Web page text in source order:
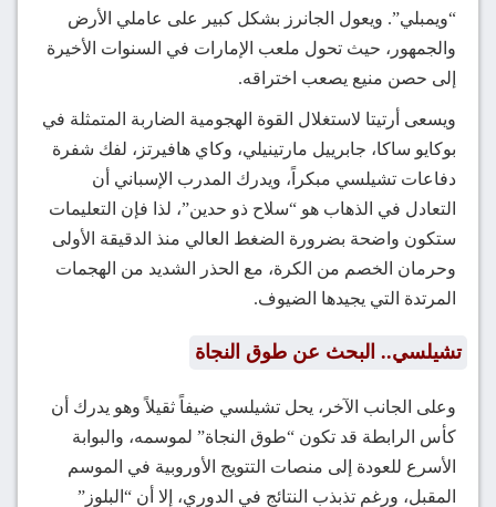
“ويمبلي”. ويعول الجانرز بشكل كبير على عاملي الأرض
والجمهور، حيث تحول ملعب الإمارات في السنوات الأخيرة
إلى حصن منيع يصعب اختراقه.
ويسعى أرتيتا لاستغلال القوة الهجومية الضاربة المتمثلة في
بوكايو ساكا، جابرييل مارتينيلي، وكاي هافيرتز، لفك شفرة
دفاعات تشيلسي مبكراً، ويدرك المدرب الإسباني أن
التعادل في الذهاب هو “سلاح ذو حدين”، لذا فإن التعليمات
ستكون واضحة بضرورة الضغط العالي منذ الدقيقة الأولى
وحرمان الخصم من الكرة، مع الحذر الشديد من الهجمات
المرتدة التي يجيدها الضيوف.
تشيلسي.. البحث عن طوق النجاة
وعلى الجانب الآخر، يحل تشيلسي ضيفاً ثقيلاً وهو يدرك أن
كأس الرابطة قد تكون “طوق النجاة” لموسمه، والبوابة
الأسرع للعودة إلى منصات التتويج الأوروبية في الموسم
المقبل، ورغم تذبذب النتائج في الدوري، إلا أن “البلوز”